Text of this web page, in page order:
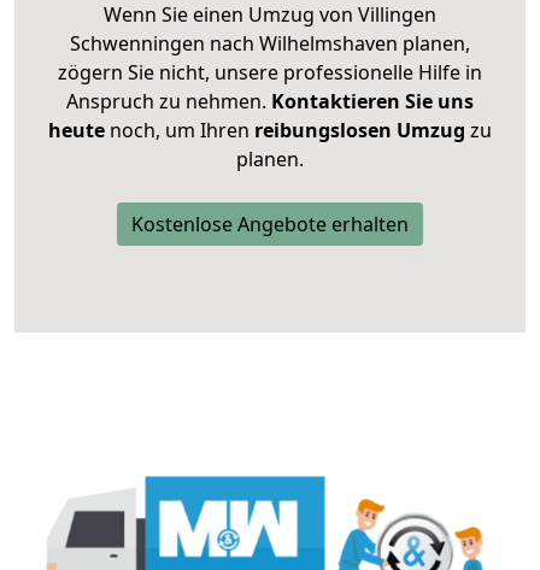
Wenn Sie einen Umzug von Villingen
Schwenningen nach Wilhelmshaven planen,
zögern Sie nicht, unsere professionelle Hilfe in
Anspruch zu nehmen. Kontaktieren Sie uns
heute noch, um Ihren reibungslosen Umzug zu
planen.
Kostenlose Angebote erhalten